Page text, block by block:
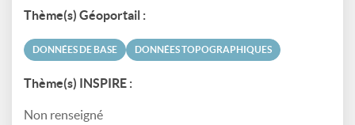
Thème(s) Géoportail :
DONNÉES DE BASE DONNÉES TOPOGRAPHIQUES
Thème(s) INSPIRE :
Non renseigné